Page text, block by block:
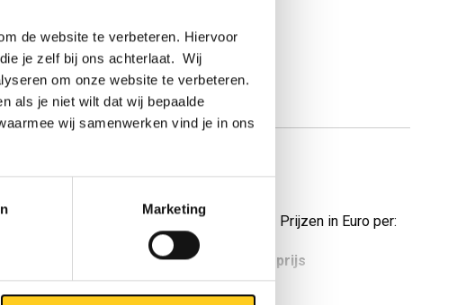
de website te verbeteren. Hiervoor
je zelf bij ons achterlaat. Wij
om onze website te verbeteren.
als je niet wilt dat wij bepaalde
wij samenwerken vind je in ons
Marketing
TopGrip®
Prijzen in Euro per:
Stuks gewicht in kg Bruto prijs